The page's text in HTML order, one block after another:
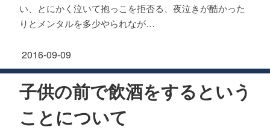
い、とにかく泣いて抱っこを拒否る、夜泣きが酷かった
りとメンタルを多少やられなが…
2016-09-09
子供の前で飲酒をするという
ことについて